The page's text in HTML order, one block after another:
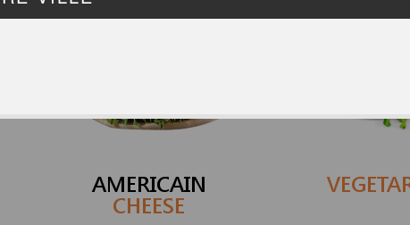
AMERICAIN
CHEESE